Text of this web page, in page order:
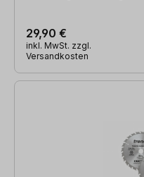
29,90 €
inkl. MwSt. zzgl.
Versandkosten